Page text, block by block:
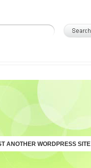
TO DELICATE TEMPLATE
ANOTHER WORDPRESS SITE